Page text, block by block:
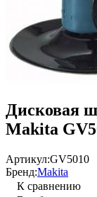
Дисковая
Makita
Артикул:GV5010
Бренд:Makita
К сравнению